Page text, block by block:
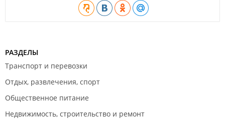
РАЗДЕЛЫ
Транспорт и перевозки
Отдых, развлечения, спорт
Общественное питание
Недвижимость, строительство и ремонт